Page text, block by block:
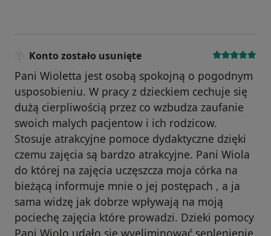
Konto zostało usunięte
Pani Wioletta jest osobą spokojną o pogodnym
usposobieniu. W pracy z dzieckiem cechuje się
dużą cierpliwością przez co wzbudza zaufanie
swoich malych pacjentow i ich rodzicow.
Stosuje atrakcyjne pomoce dydaktyczne dzięki
czemu zajęcia są bardzo atrakcyjne. Pani Wiola
do której na zajęcia uczęszcza moja córka na
bieżącą informuje mnie o jej postępach , a ja
sama widzę jak dobrze wpływają na moją
pociechę zajęcia które prowadzi. Dzieki pomocy
Pani Wiolo udało się wyeliminować seplenienie